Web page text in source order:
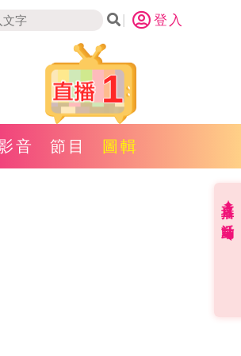
登入
1
音 節目 圖輯
直播✦活動